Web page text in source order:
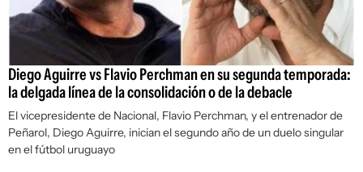
Diego Aguirre vs Flavio Perchman en su segunda temporada:
la delgada línea de la consolidación o de la debacle
El vicepresidente de Nacional, Flavio Perchman, y el entrenador de
Peñarol, Diego Aguirre, inician el segundo año de un duelo singular
en el fútbol uruguayo